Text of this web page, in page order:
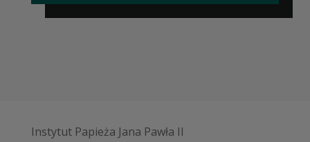
Instytut Papieża Jana Pawła II